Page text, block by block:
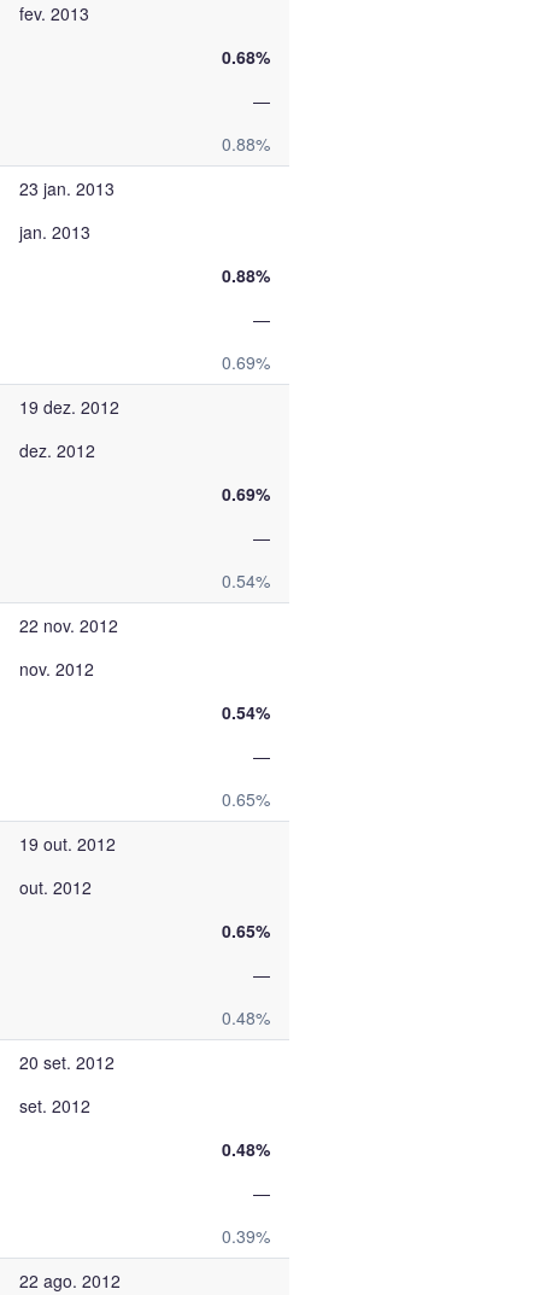
fev. 2013
0.68%
—
0.88%
23 jan. 2013
jan. 2013
0.88%
—
0.69%
19 dez. 2012
dez. 2012
0.69%
—
0.54%
22 nov. 2012
nov. 2012
0.54%
—
0.65%
19 out. 2012
out. 2012
0.65%
—
0.48%
20 set. 2012
set. 2012
0.48%
—
0.39%
22 ago. 2012